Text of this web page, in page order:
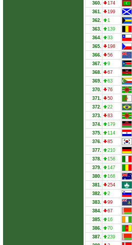
360. 174
361. 199
362. 1
363. 139
364. 33
365. 198
366. 56
367. 9
368. 67
369. 63
370. 76
371. 50
372. 22
373. 83
374. 179
375. 114
376. 85
377. 210
378. 158
379. 147
380. 168
381. 254
382. 2
383. 99
384. 67
385. 16
386. 70
387. 239